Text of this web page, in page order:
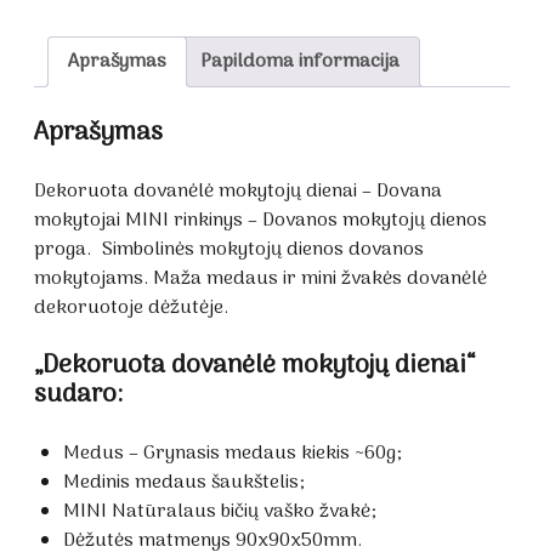
Aprašymas Papildoma informacija
Aprašymas
Dekoruota dovanėlė mokytojų dienai – Dovana
mokytojai MINI rinkinys – Dovanos mokytojų dienos
proga. Simbolinės mokytojų dienos dovanos
mokytojams. Maža medaus ir mini žvakės dovanėlė
dekoruotoje dėžutėje.
„Dekoruota dovanėlė mokytojų dienai“
sudaro:
Medus – Grynasis medaus kiekis ~60g;
Medinis medaus šaukštelis;
MINI Natūralaus bičių vaško žvakė;
Dėžutės matmenys 90x90x50mm.